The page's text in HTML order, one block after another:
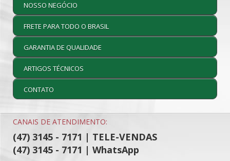
NOSSO NEGÓCIO
FRETE PARA TODO O BRASIL
GARANTIA DE QUALIDADE
ARTIGOS TÉCNICOS
CONTATO
CANAIS DE ATENDIMENTO:
(47) 3145 - 7171 | TELE-VENDAS
(47) 3145 - 7171 | WhatsApp